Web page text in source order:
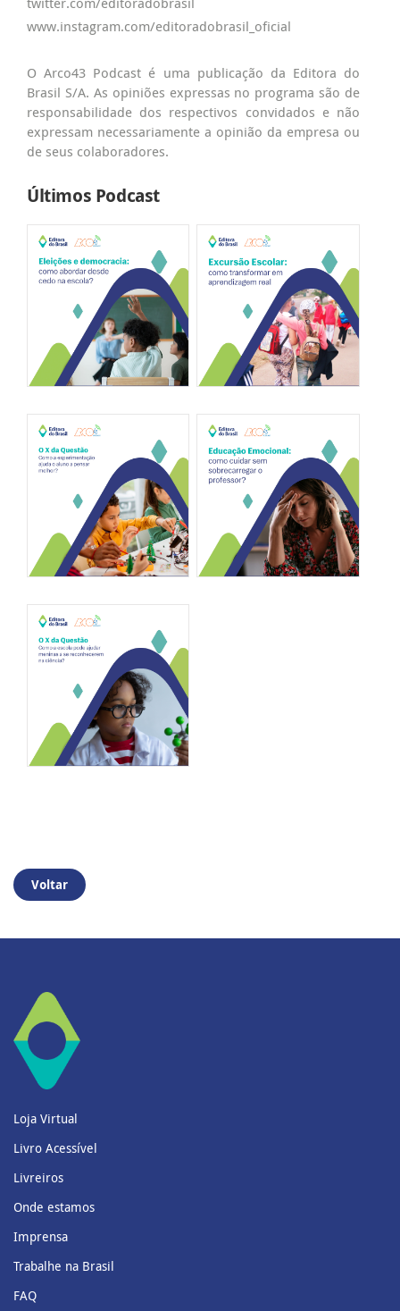
www.instagram.com/editoradobrasil_oficial
O Arco43 Podcast é uma publicação da Editora do
Brasil S/A. As opiniões expressas no programa são de
responsabilidade dos respectivos convidados e não
expressam necessariamente a opinião da empresa ou
de seus colaboradores.
Últimos Podcast
Voltar
Loja Virtual
Livro Acessível
Livreiros
Onde estamos
Imprensa
Trabalhe na Brasil
FAQ